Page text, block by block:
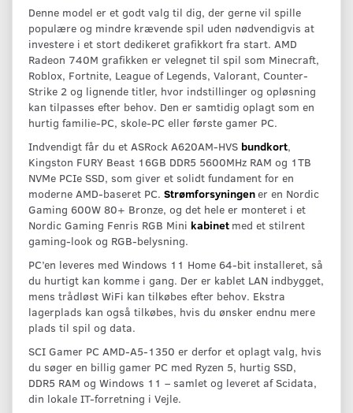
Denne model er et godt valg til dig, der gerne vil spille
populære og mindre krævende spil uden nødvendigvis at
investere i et stort dedikeret grafikkort fra start. AMD
Radeon 740M grafikken er velegnet til spil som Minecraft,
Roblox, Fortnite, League of Legends, Valorant, Counter-
Strike 2 og lignende titler, hvor indstillinger og opløsning
kan tilpasses efter behov. Den er samtidig oplagt som en
hurtig familie-PC, skole-PC eller første gamer PC.
Indvendigt får du et ASRock A620AM-HVS bundkort,
Kingston FURY Beast 16GB DDR5 5600MHz RAM og 1TB
NVMe PCIe SSD, som giver et solidt fundament for en
moderne AMD-baseret PC. Strømforsyningener en Nordic
Gaming 600W 80+ Bronze, og det hele er monteret i et
Nordic Gaming Fenris RGB Mini kabinet med et stilrent
gaming-look og RGB-belysning.
PC’en leveres med Windows 11 Home 64-bit installeret, så
du hurtigt kan komme i gang. Der er kablet LAN indbygget,
mens trådløst WiFi kan tilkøbes efter behov. Ekstra
lagerplads kan også tilkøbes, hvis du ønsker endnu mere
plads til spil og data.
SCI Gamer PC AMD-A5-1350 er derfor et oplagt valg, hvis
du søger en billig gamer PC med Ryzen 5, hurtig SSD,
DDR5 RAM og Windows 11 – samlet og leveret af Scidata,
din lokale IT-forretning i Vejle.